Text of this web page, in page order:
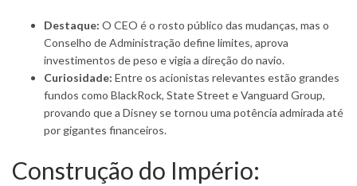
Destaque: O CEO é o rosto público das mudanças, mas o
Conselho de Administração define limites, aprova
investimentos de peso e vigia a direção do navio.
Curiosidade: Entre os acionistas relevantes estão grandes
fundos como BlackRock, State Street e Vanguard Group,
provando que a Disney se tornou uma potência admirada até
por gigantes financeiros.
Construção do Império: